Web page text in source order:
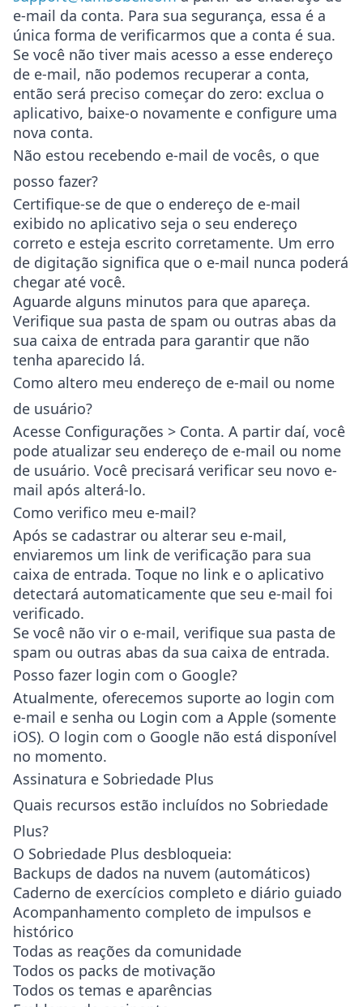
e-mail da conta. Para sua segurança, essa é a
única forma de verificarmos que a conta é sua.
Se você não tiver mais acesso a esse endereço
de e-mail, não podemos recuperar a conta,
então será preciso começar do zero: exclua o
aplicativo, baixe-o novamente e configure uma
nova conta.
Não estou recebendo e-mail de vocês, o que
posso fazer?
Certifique-se de que o endereço de e-mail
exibido no aplicativo seja o seu endereço
correto e esteja escrito corretamente. Um erro
de digitação significa que o e-mail nunca poderá
chegar até você.
Aguarde alguns minutos para que apareça.
Verifique sua pasta de spam ou outras abas da
sua caixa de entrada para garantir que não
tenha aparecido lá.
Como altero meu endereço de e-mail ou nome
de usuário?
Acesse Configurações > Conta. A partir daí, você
pode atualizar seu endereço de e-mail ou nome
de usuário. Você precisará verificar seu novo e-
mail após alterá-lo.
Como verifico meu e-mail?
Após se cadastrar ou alterar seu e-mail,
enviaremos um link de verificação para sua
caixa de entrada. Toque no link e o aplicativo
detectará automaticamente que seu e-mail foi
verificado.
Se você não vir o e-mail, verifique sua pasta de
spam ou outras abas da sua caixa de entrada.
Posso fazer login com o Google?
Atualmente, oferecemos suporte ao login com
e-mail e senha ou Login com a Apple (somente
iOS). O login com o Google não está disponível
no momento.
Assinatura e Sobriedade Plus
Quais recursos estão incluídos no Sobriedade
Plus?
O Sobriedade Plus desbloqueia:
Backups de dados na nuvem (automáticos)
Caderno de exercícios completo e diário guiado
Acompanhamento completo de impulsos e
histórico
Todas as reações da comunidade
Todos os packs de motivação
Todos os temas e aparências